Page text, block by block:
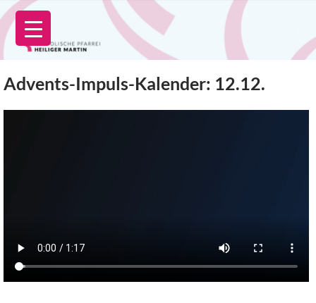
Zum
Inhalt
springen
Advents-Impuls-Kalender: 12.12.